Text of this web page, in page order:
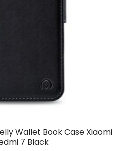
Wallet Book Case Xiaomi
7 Black